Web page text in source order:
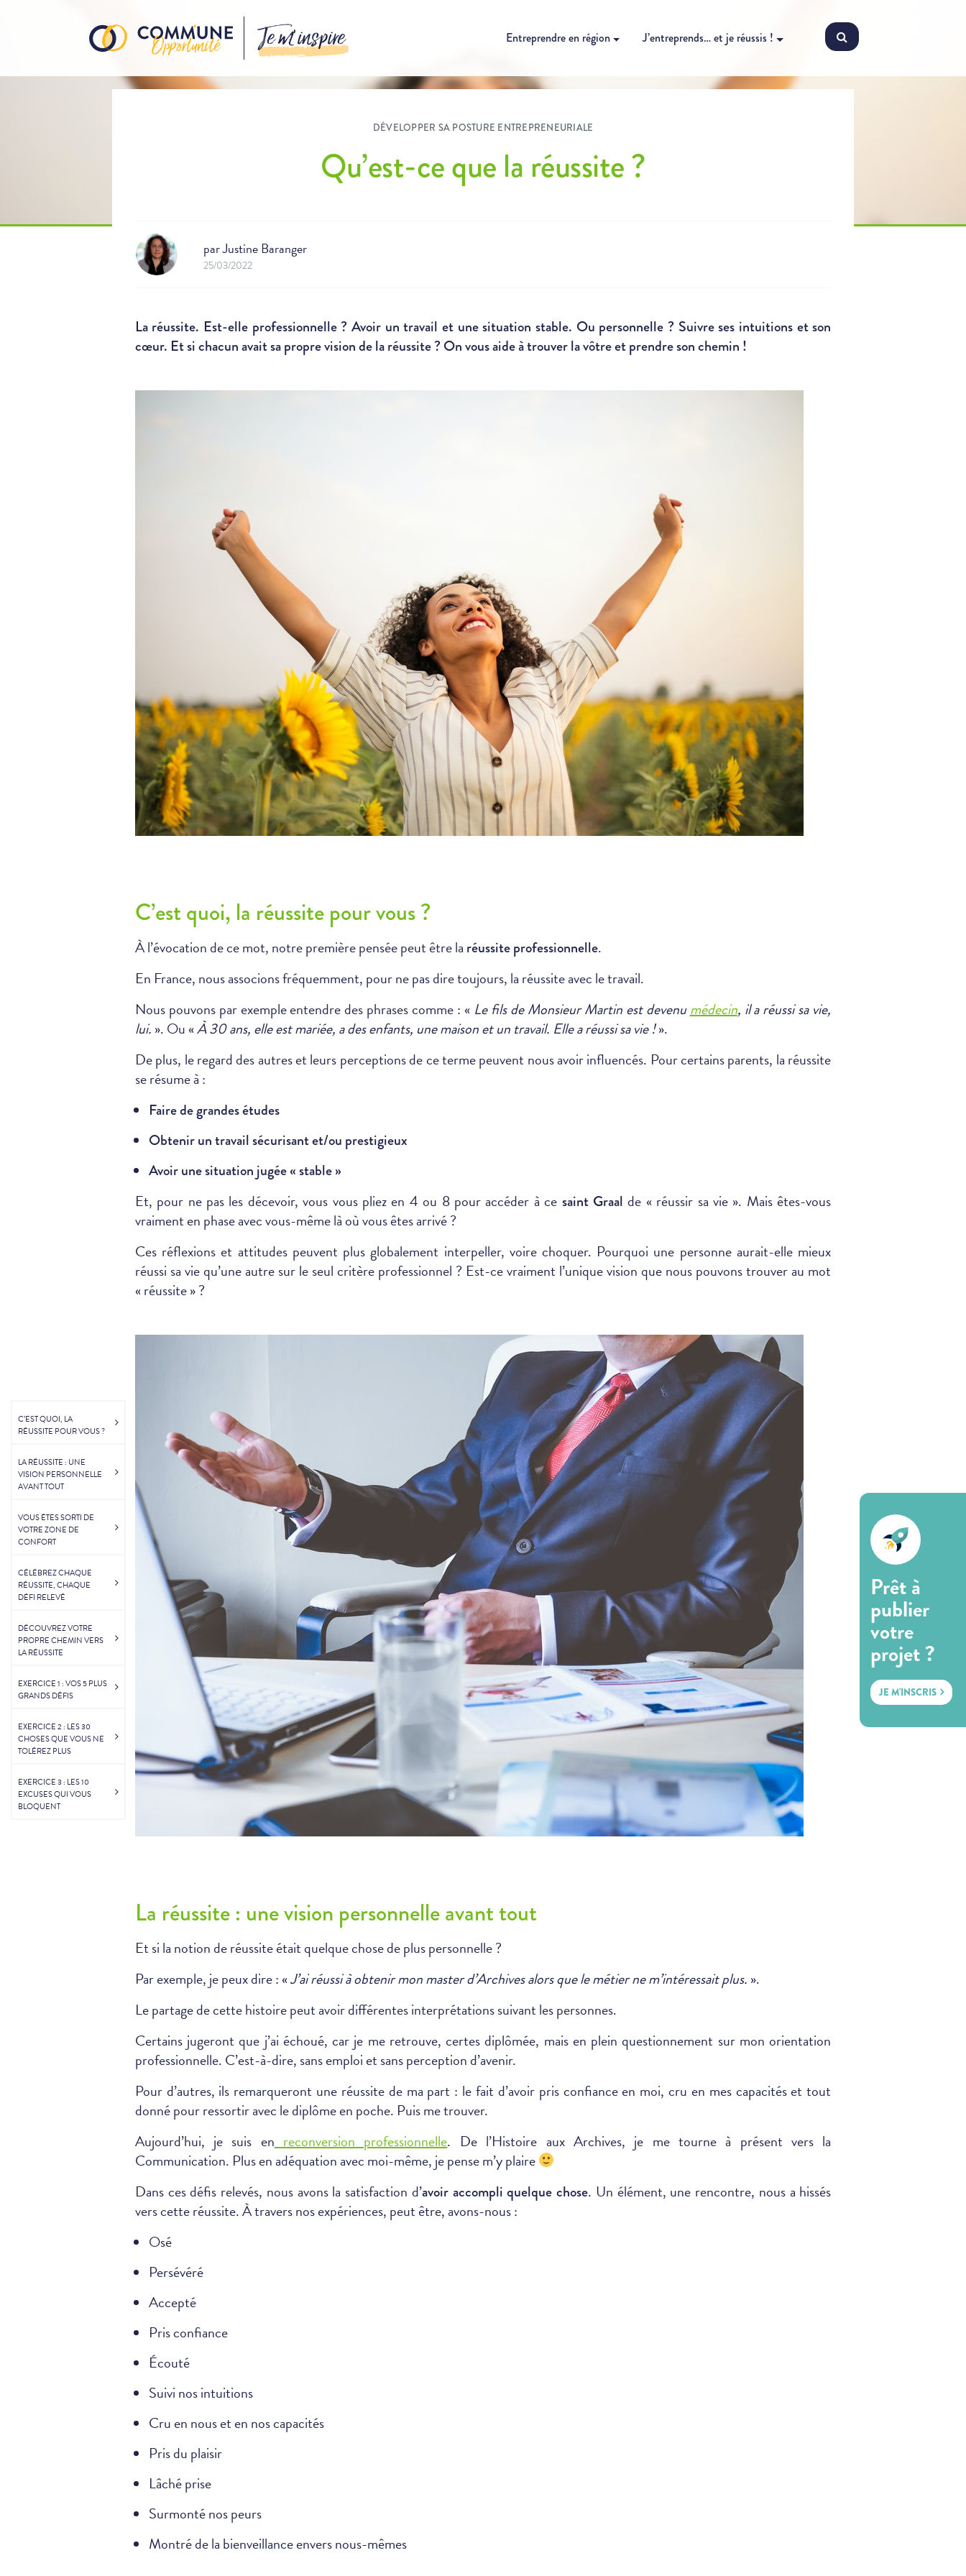
Je m’inspire Entreprendre en région J’entreprends… et je réussis !
DÉVELOPPER SA POSTURE ENTREPRENEURIALE
Qu’est-ce que la réussite ?
parJustine Baranger
25/03/2022
C’EST QUOI, LA
RÉUSSITE POUR VOUS ?
LA RÉUSSITE : UNE
VISION PERSONNELLE
AVANT TOUT
VOUS ÊTES SORTI DE
VOTRE ZONE DE
CONFORT
CÉLÉBREZ CHAQUE
RÉUSSITE, CHAQUE
DÉFI RELEVÉ
DÉCOUVREZ VOTRE
PROPRE CHEMIN VERS
LA RÉUSSITE
EXERCICE 1 : VOS 5 PLUS
GRANDS DÉFIS
EXERCICE 2 : LES 30
CHOSES QUE VOUS NE
TOLÉREZ PLUS
EXERCICE 3 : LES 10
EXCUSES QUI VOUS
BLOQUENT
La réussite. Est-elle professionnelle ? Avoir un travail et une situation stable. Ou personnelle ? Suivre ses intuitions et son
cœur. Et si chacun avait sa propre vision de la réussite ? On vous aide à trouver la vôtre et prendre son chemin !
C’est quoi, la réussite pour vous ?
À l’évocation de ce mot, notre première pensée peut être la réussite professionnelle.
En France, nous associons fréquemment, pour ne pas dire toujours, la réussite avec le travail.
Nous pouvons par exemple entendre des phrases comme : « Le fils de Monsieur Martin est devenumédecin, il a réussi sa vie,
lui. ». Ou «À 30 ans, elle est mariée, a des enfants, une maison et un travail. Elle a réussi sa vie !».
De plus, le regard des autres et leurs perceptions de ce terme peuvent nous avoir influencés. Pour certains parents, la réussite
se résume à :
Faire de grandes études
Obtenir un travail sécurisant et/ou prestigieux
Avoir une situation jugée « stable »
Et, pour ne pas les décevoir, vous vous pliez en 4 ou 8 pour accéder à ce saint Graal de « réussir sa vie ». Mais êtes-vous
vraiment en phase avec vous-même là où vous êtes arrivé ?
Ces réflexions et attitudes peuvent plus globalement interpeller, voire choquer. Pourquoi une personne aurait-elle mieux
réussi sa vie qu’une autre sur le seul critère professionnel ? Est-ce vraiment l’unique vision que nous pouvons trouver au mot
« réussite » ?
La réussite : une vision personnelle avant tout
Et si la notion de réussite était quelque chose de plus personnelle ?
Par exemple, je peux dire : «J’ai réussi à obtenir mon master d’Archives alors que le métier ne m’intéressait plus. ».
Le partage de cette histoire peut avoir différentes interprétations suivant les personnes.
Certains jugeront que j’ai échoué, car je me retrouve, certes diplômée, mais en plein questionnement sur mon orientation
professionnelle. C’est-à-dire, sans emploi et sans perception d’avenir.
Pour d’autres, ils remarqueront une réussite de ma part : le fait d’avoir pris confiance en moi, cru en mes capacités et tout
donné pour ressortir avec le diplôme en poche. Puis me trouver.
Aujourd’hui, je suis enreconversion professionnelle. De l’Histoire aux Archives, je me tourne à présent vers la
Communication. Plus en adéquation avec moi-même, je pense m’y plaire
Dans ces défis relevés, nous avons la satisfaction d’avoir accompli quelque chose. Un élément, une rencontre, nous a hissés
vers cette réussite. À travers nos expériences, peut être, avons-nous :
Osé
Persévéré
Accepté
Pris confiance
Écouté
Suivi nos intuitions
Cru en nous et en nos capacités
Pris du plaisir
Lâché prise
Surmonté nos peurs
Montré de la bienveillance envers nous-mêmes
Prêt à
publier
votre
projet ?
JE M'INSCRIS